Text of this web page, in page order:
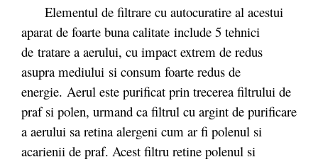
Elementul de filtrare cu autocuratire al acestui
aparat de foarte buna calitate include 5 tehnici
de tratare a aerului, cu impact extrem de redus
asupra mediului si consum foarte redus de
energie. Aerul este purificat prin trecerea filtrului de
praf si polen, urmand ca filtrul cu argint de purificare
a aerului sa retina alergeni cum ar fi polenul si
acarienii de praf. Acest filtru retine polenul si